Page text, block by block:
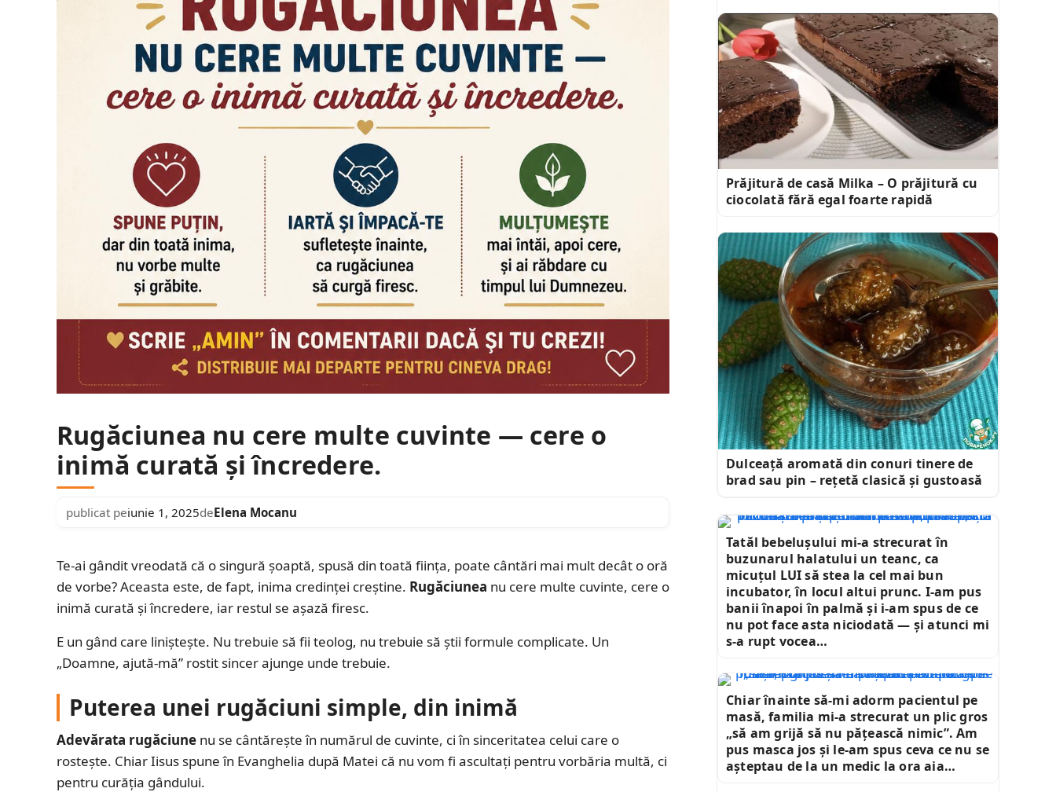
Rugăciunea nu cere multe cuvinte — cere o
inimă curată și încredere.
publicat peiunie 1, 2025deElena Mocanu
Te-ai gândit vreodată că o singură șoaptă, spusă din toată ființa, poate cântări mai mult decât o oră
de vorbe? Aceasta este, de fapt, inima credinței creștine. Rugăciunea nu cere multe cuvinte, cere o
inimă curată și încredere, iar restul se așază firesc.
E un gând care liniștește. Nu trebuie să fii teolog, nu trebuie să știi formule complicate. Un
„Doamne, ajută-mă” rostit sincer ajunge unde trebuie.
Puterea unei rugăciuni simple, din inimă
Adevărata rugăciune nu se cântărește în numărul de cuvinte, ci în sinceritatea celui care o
rostește. Chiar Iisus spune în Evanghelia după Matei că nu vom fi ascultați pentru vorbăria multă, ci
pentru curăția gândului.
Prăjitură de casă Milka – O prăjitură cu
ciocolată fără egal foarte rapidă
Dulceață aromată din conuri tinere de
brad sau pin – rețetă clasică și gustoasă
Tatăl bebelușului mi-a strecurat în
buzunarul halatului un teanc, ca
micuțul LUI să stea la cel mai bun
incubator, în locul altui prunc. I-am pus
banii înapoi în palmă și i-am spus de ce
nu pot face asta niciodată — și atunci mi
s-a rupt vocea…
Chiar înainte să-mi adorm pacientul pe
masă, familia mi-a strecurat un plic gros
„să am grijă să nu pățească nimic”. Am
pus masca jos și le-am spus ceva ce nu se
așteptau de la un medic la ora aia…